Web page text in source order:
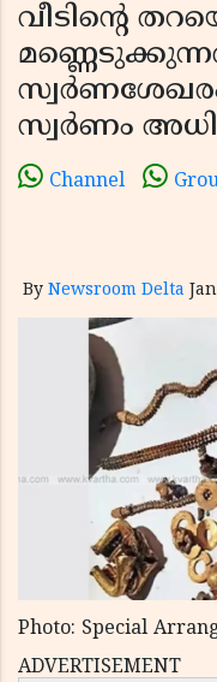
വീടിന്റെ
സ്വർണശേഖരം
സ്വർണം
Channel
By Newsroom Delta
Photo: Special
ADVERTISEMENT